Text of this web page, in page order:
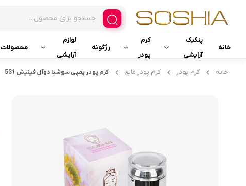
خانه
پنکیک
آرایشی
پنکیک فشرده ضدآب
کرم
پودر
کرم موس
کرم پودر فشرده
رژگونه
لوازم
آرایشی
کیف آرایشی
محصولات
خانه کرم پودر کرم پودر مایع کرم پودر پمپی سوشیا دوآل فینیش 531